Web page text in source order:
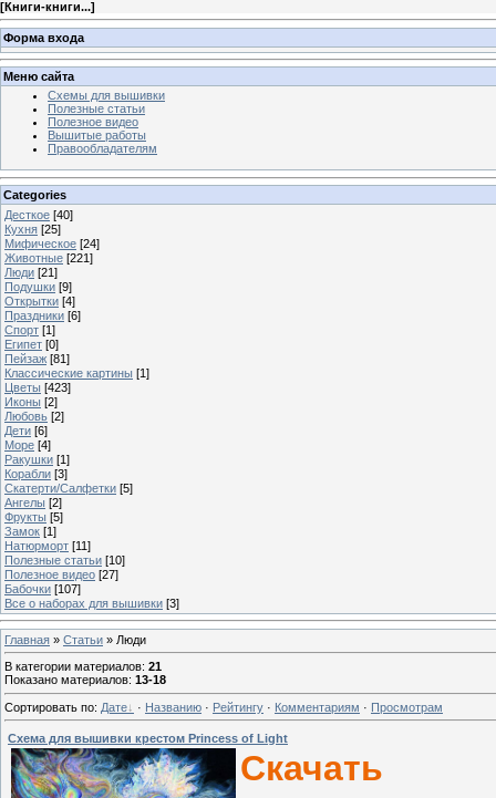
[Книги-книги...]
Форма входа
Меню сайта
Схемы для вышивки
Полезные статьи
Полезное видео
Вышитые работы
Правообладателям
Categories
Десткое [40]
Кухня [25]
Мифическое [24]
Животные [221]
Люди [21]
Подушки [9]
Открытки [4]
Праздники [6]
Спорт [1]
Египет [0]
Пейзаж [81]
Классические картины [1]
Цветы [423]
Иконы [2]
Любовь [2]
Дети [6]
Море [4]
Ракушки [1]
Корабли [3]
Скатерти/Салфетки [5]
Ангелы [2]
Фрукты [5]
Замок [1]
Натюрморт [11]
Полезные статьи [10]
Полезное видео [27]
Бабочки [107]
Все о наборах для вышивки [3]
Главная » Статьи » Люди
В категории материалов: 21
Показано материалов: 13-18
Сортировать по: Дате · Названию · Рейтингу · Комментариям · Просмотрам
Схема для вышивки крестом Princess of Light
Скачать